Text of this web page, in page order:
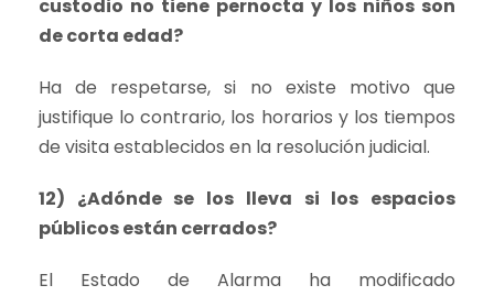
custodio no tiene pernocta y los niños son
de corta edad?
Ha de respetarse, si no existe motivo que
justifique lo contrario, los horarios y los tiempos
de visita establecidos en la resolución judicial.
12) ¿Adónde se los lleva si los espacios
públicos están cerrados?
El Estado de Alarma ha modificado